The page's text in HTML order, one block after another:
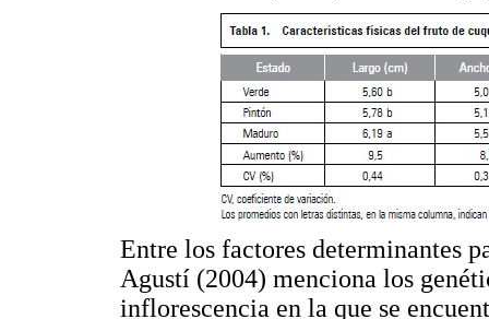
Entre los factores determinantes
Agustí (2004) menciona los
inflorescencia en la que se